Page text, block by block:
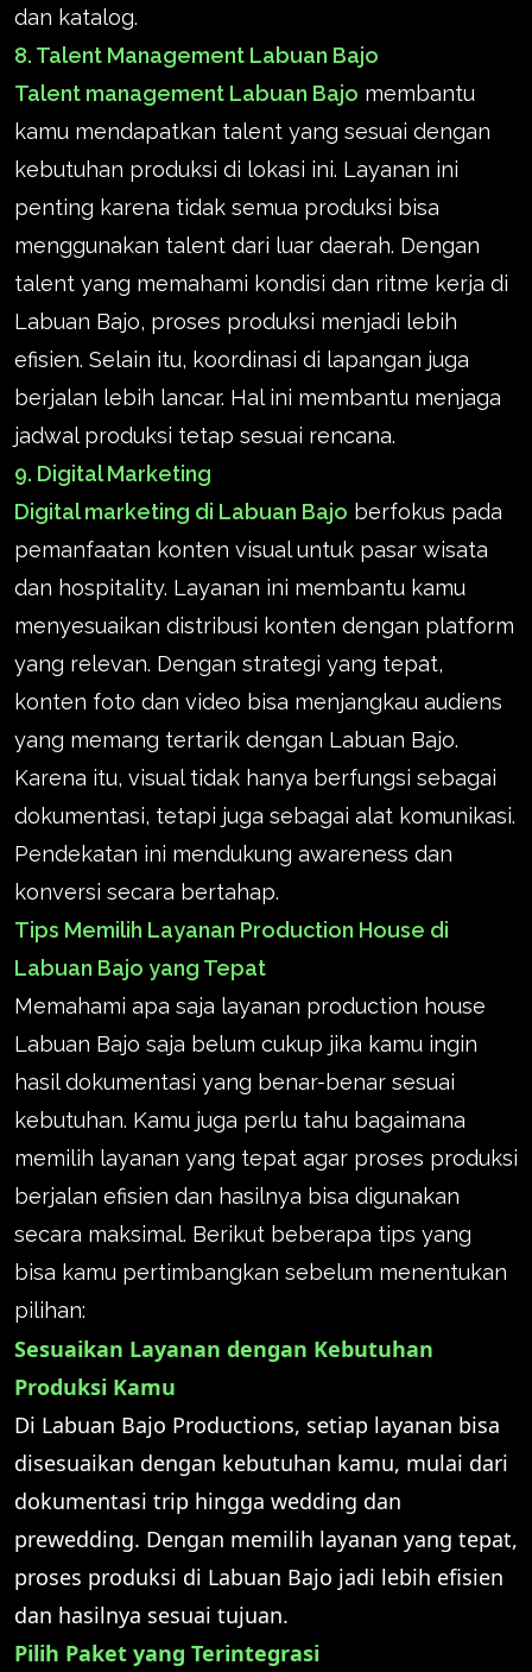
dan katalog.
8. Talent Management Labuan Bajo
Talent management Labuan Bajo membantu
kamu mendapatkan talent yang sesuai dengan
kebutuhan produksi di lokasi ini. Layanan ini
penting karena tidak semua produksi bisa
menggunakan talent dari luar daerah. Dengan
talent yang memahami kondisi dan ritme kerja di
Labuan Bajo, proses produksi menjadi lebih
efisien. Selain itu, koordinasi di lapangan juga
berjalan lebih lancar. Hal ini membantu menjaga
jadwal produksi tetap sesuai rencana.
9. Digital Marketing
Digital marketing di Labuan Bajo berfokus pada
pemanfaatan konten visual untuk pasar wisata
dan hospitality. Layanan ini membantu kamu
menyesuaikan distribusi konten dengan platform
yang relevan. Dengan strategi yang tepat,
konten foto dan video bisa menjangkau audiens
yang memang tertarik dengan Labuan Bajo.
Karena itu, visual tidak hanya berfungsi sebagai
dokumentasi, tetapi juga sebagai alat komunikasi.
Pendekatan ini mendukung awareness dan
konversi secara bertahap.
Tips Memilih Layanan Production House di
Labuan Bajo yang Tepat
Memahami apa saja layanan production house
Labuan Bajo saja belum cukup jika kamu ingin
hasil dokumentasi yang benar-benar sesuai
kebutuhan. Kamu juga perlu tahu bagaimana
memilih layanan yang tepat agar proses produksi
berjalan efisien dan hasilnya bisa digunakan
secara maksimal. Berikut beberapa tips yang
bisa kamu pertimbangkan sebelum menentukan
pilihan:
Sesuaikan Layanan dengan Kebutuhan
Produksi Kamu
Di Labuan Bajo Productions, setiap layanan bisa
disesuaikan dengan kebutuhan kamu, mulai dari
dokumentasi trip hingga wedding dan
prewedding. Dengan memilih layanan yang tepat,
proses produksi di Labuan Bajo jadi lebih efisien
dan hasilnya sesuai tujuan.
Pilih Paket yang Terintegrasi